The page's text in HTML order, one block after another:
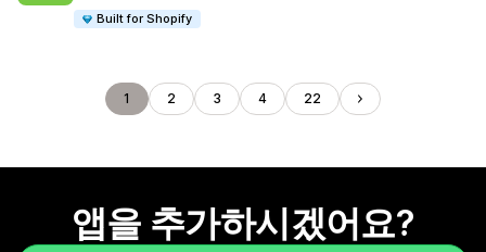
Built for Shopify
1 2 3 4 22
앱을 추가하시겠어요?